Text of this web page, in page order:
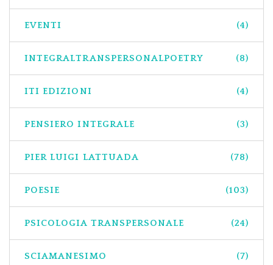
EVENTI (4)
INTEGRALTRANSPERSONALPOETRY (8)
ITI EDIZIONI (4)
PENSIERO INTEGRALE (3)
PIER LUIGI LATTUADA (78)
POESIE (103)
PSICOLOGIA TRANSPERSONALE (24)
SCIAMANESIMO (7)